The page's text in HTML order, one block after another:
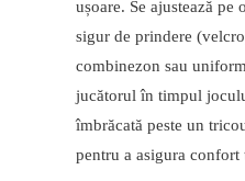
ușoare. Se ajustează
sigur de prindere
combinezon sau
jucătorul în timpul
îmbrăcată peste un
pentru a asigura